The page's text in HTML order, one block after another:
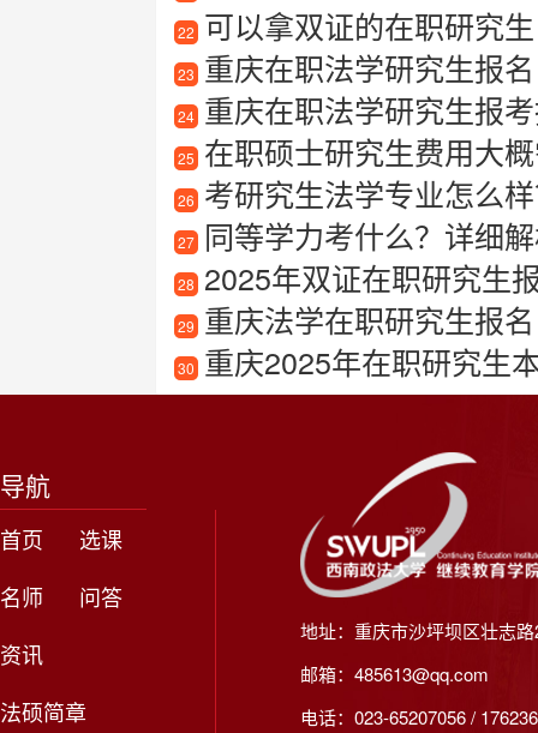
22 可以拿双证的在职研究生
23 重庆在职法学研究生报名
24 重庆在职法学研究生报考指
25 在职硕士研究生费用大概
26 考研究生法学专业怎么
27 同等学力考什么？详细
28 2025年双证在职研究生
29 重庆法学在职研究生报名
30 重庆2025年在职研究生
导航
首页
选课
名师
问答
资讯
法硕简章
地址：重庆市沙坪坝区壮志
邮箱：485613@qq.com
电话：023-65207056 /